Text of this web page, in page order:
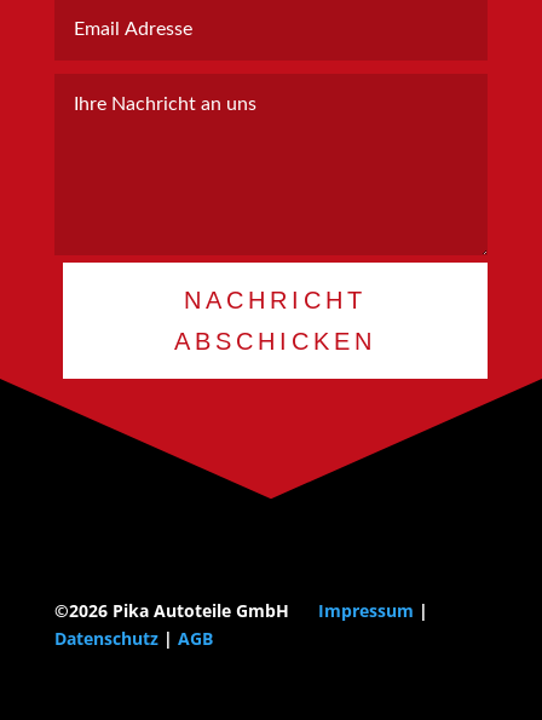
NACHRICHT
ABSCHICKEN
©2026 Pika Autoteile GmbH Impressum |
Datenschutz| AGB